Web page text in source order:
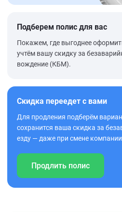
Подберем полис для вас
Покажем, где выгоднее
учтём вашу скидку за
вождение (КБМ).
Скидка переедет с вами
Для продления подберём
сохранится ваша скидка за
езду — даже при смене
Продлить полис